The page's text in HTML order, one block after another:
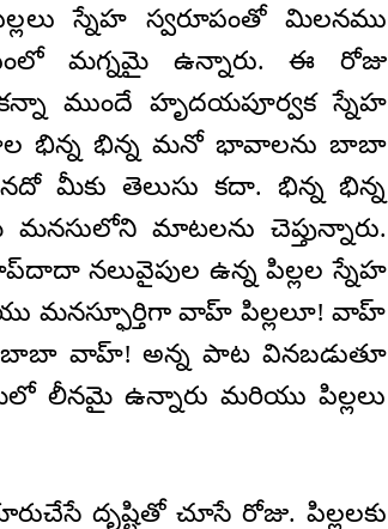
స్నేహ స్వరూపంతో మిలనము
మగ్నమై ఉన్నారు. ఈ రోజు
ముందే హృదయపూర్వక స్నేహ
భిన్న భిన్న మనో భావాలను బాబా
మీకు తెలుసు కదా. భిన్న భిన్న
మాటలను చెప్తున్నారు.
నలువైపుల ఉన్న పిల్లల స్నేహ
మనస్ఫూర్తిగా వాహ్ పిల్లలూ! వాహ్
బాబా వాహ్! అన్న పాట వినబడుతూ
లీనమై ఉన్నారు మరియు పిల్లలు
దృష్టితో చూసే రోజు. పిల్లలకు